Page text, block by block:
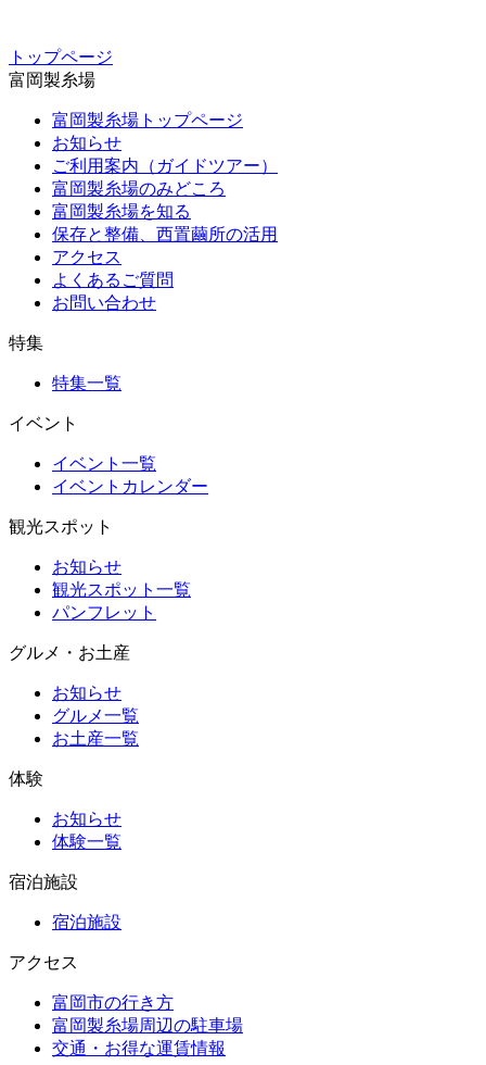
トップページ
富岡製糸場
富岡製糸場トップページ
お知らせ
ご利用案内（ガイドツアー）
富岡製糸場のみどころ
富岡製糸場を知る
保存と整備、西置繭所の活用
アクセス
よくあるご質問
お問い合わせ
特集
特集一覧
イベント
イベント一覧
イベントカレンダー
観光スポット
お知らせ
観光スポット一覧
パンフレット
グルメ・お土産
お知らせ
グルメ一覧
お土産一覧
体験
お知らせ
体験一覧
宿泊施設
宿泊施設
アクセス
富岡市の行き方
富岡製糸場周辺の駐車場
交通・お得な運賃情報